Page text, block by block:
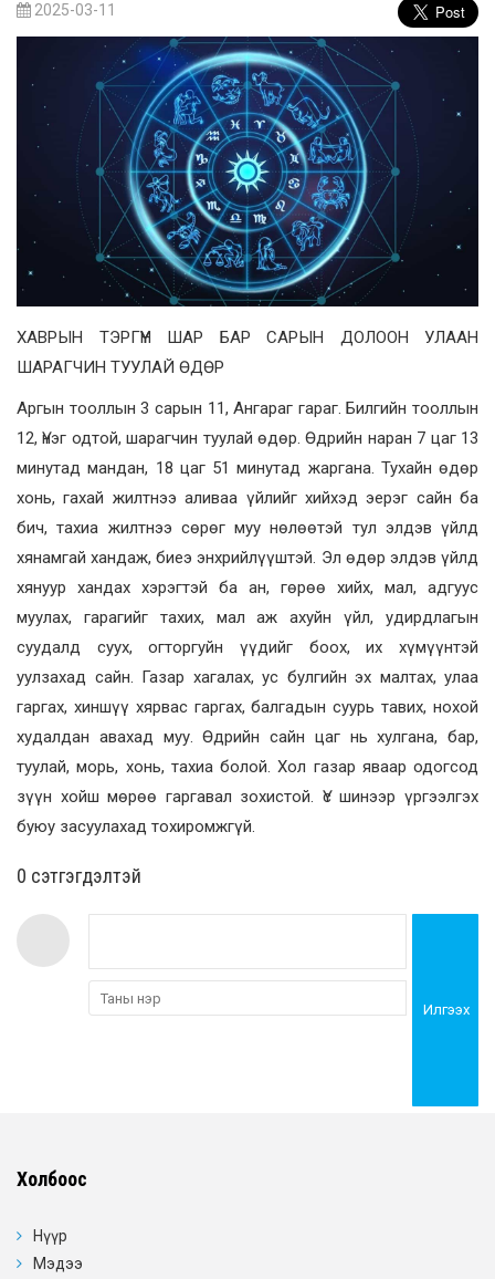
2025-03-11
ХАВРЫН ТЭРГҮҮН ШАР БАР САРЫН ДОЛООН УЛААН
ШАРАГЧИН ТУУЛАЙ ӨДӨР
Аргын тооллын 3 сарын 11, Ангараг гараг. Билгийн тооллын
12, Үнэг одтой, шарагчин туулай өдөр. Өдрийн наран 7 цаг 13
минутад мандан, 18 цаг 51 минутад жаргана. Тухайн өдөр
хонь, гахай жилтнээ аливаа үйлийг хийхэд эерэг сайн ба
бич, тахиа жилтнээ сөрөг муу нөлөөтэй тул элдэв үйлд
хянамгай хандаж, биеэ энхрийлүүштэй. Эл өдөр элдэв үйлд
хянуур хандах хэрэгтэй ба ан, гөрөө хийх, мал, адгуус
муулах, гарагийг тахих, мал аж ахуйн үйл, удирдлагын
суудалд суух, огторгуйн үүдийг боох, их хүмүүнтэй
уулзахад сайн. Газар хагалах, ус булгийн эх малтах, улаа
гаргах, хиншүү хярвас гаргах, балгадын суурь тавих, нохой
худалдан авахад муу. Өдрийн сайн цаг нь хулгана, бар,
туулай, морь, хонь, тахиа болой. Хол газар яваар одогсод
зүүн хойш мөрөө гаргавал зохистой. Үс шинээр үргээлгэх
буюу засуулахад тохиромжгүй.
0 cэтгэгдэлтэй
Илгээх
Холбоос
Нүүр
Мэдээ